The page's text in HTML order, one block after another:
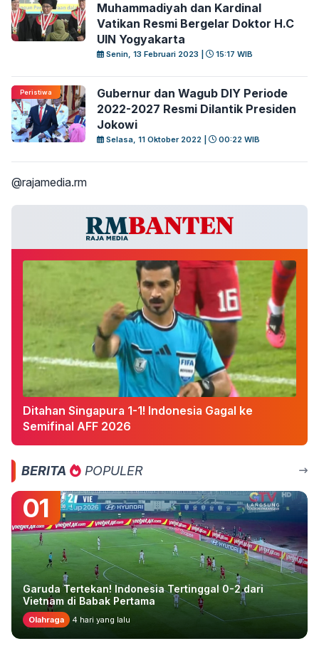
Muhammadiyah dan Kardinal
Vatikan Resmi Bergelar Doktor H.C
UIN Yogyakarta
Senin, 13 Februari 2023 | 15:17 WIB
Peristiwa
Gubernur dan Wagub DIY Periode
2022-2027 Resmi Dilantik Presiden
Jokowi
Selasa, 11 Oktober 2022 | 00:22 WIB
@rajamedia.rm
Ditahan Singapura 1-1! Indonesia Gagal ke
Semifinal AFF 2026
BERITA POPULER
01
Garuda Tertekan! Indonesia Tertinggal 0-2 dari
Vietnam di Babak Pertama
Olahraga 4 hari yang lalu